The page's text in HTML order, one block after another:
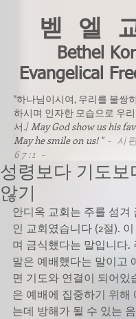
벧 엘
Bethel
Evangelical
"하나님이시여, 우리를 불쌍
하시며 인자한 모습으로 우
서./May God show us his
May he smile on us! " - 시
67:1 -
성령보다 기도보
않기
안디옥 교회는 주를 섬겨
인 교회였습니다 (2절).
며 금식했다는 말입니다.
말은 예배했다는 말이고
면 기도와 연결이 되어있
은 예배에 집중하기 위해
는데 방해가 될 수 있는